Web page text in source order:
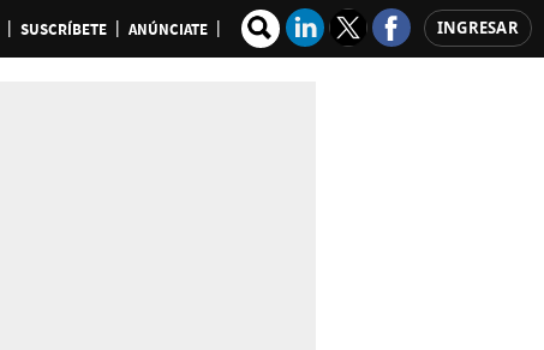
SUSCRÍBETE ANÚNCIATE INGRESAR